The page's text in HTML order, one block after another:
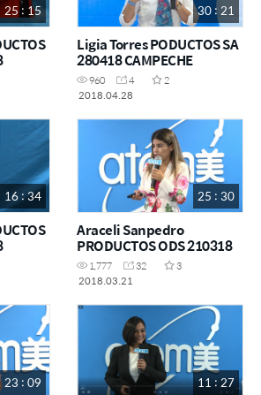
25 : 15 30 : 21
Ligia Torres PODUCTOS SA
280418 CAMPECHE
960 4
2
2018.04.28
16 : 34 25 : 30
Araceli Sanpedro
PRODUCTOS ODS 210318
1,777 32
3
2018.03.21
23 : 09 11 : 27